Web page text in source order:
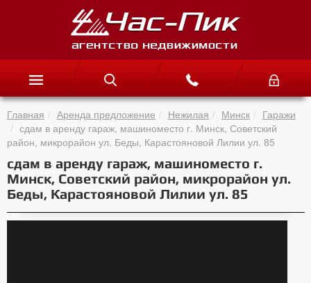
Главная Аренда предложение Нежилая Минск
Гаражи
сдам в аренду гараж, машиноместо г. Минск, Советский
район, микрорайон ул. Беды, Карастояновой Лилии ул. 85
сдам в аренду гараж, машиноместо г.
Минск, Советский район, микрорайон ул.
Беды, Карастояновой Лилии ул. 85